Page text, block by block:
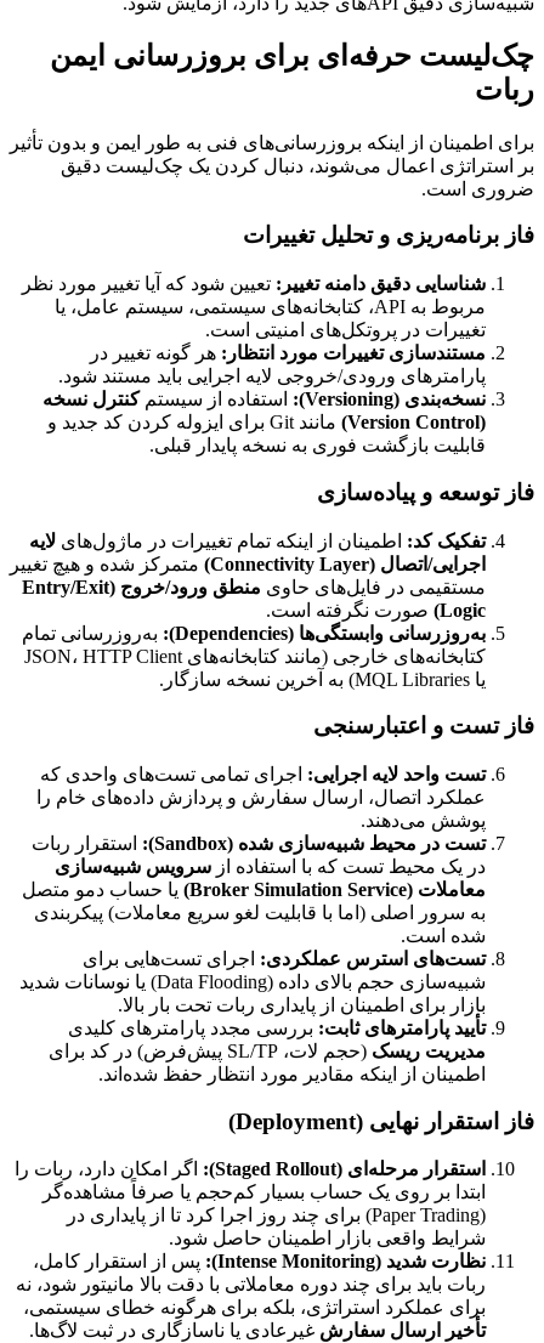
چک‌لیست حرفه‌ای برای بروزرسانی ایمن
ربات
برای اطمینان از اینکه بروزرسانی‌های فنی به طور ایمن و بدون تأثیر
بر استراتژی اعمال می‌شوند، دنبال کردن یک چک‌لیست دقیق
ضروری است.
فاز برنامه‌ریزی و تحلیل تغییرات
شناسایی دقیق دامنه تغییر: تعیین شود که آیا تغییر مورد نظر
مربوط به API، کتابخانه‌های سیستمی، سیستم عامل، یا
تغییرات در پروتکل‌های امنیتی است.
مستندسازی تغییرات مورد انتظار: هر گونه تغییر در
پارامترهای ورودی/خروجی لایه اجرایی باید مستند شود.
نسخه‌بندی (Versioning):
استفاده از سیستمکنترل نسخه
(Version Control)
مانند Git برای ایزوله کردن کد جدید و
قابلیت بازگشت فوری به نسخه پایدار قبلی.
فاز توسعه و پیاده‌سازی
تفکیک کد: اطمینان از اینکه تمام تغییرات در ماژول‌های لایه
اجرایی/اتصال (Connectivity Layer)
متمرکز شده و هیچ تغییر
مستقیمی در فایل‌های حاوی
منطق ورود/خروج (Entry/Exit
Logic) صورت نگرفته است.
به‌روزرسانی وابستگی‌ها (Dependencies):
به‌روزرسانی تمام
کتابخانه‌های خارجی (مانند کتابخانه‌های JSON، HTTP Client
یا MQL Libraries) به آخرین نسخه سازگار.
فاز تست و اعتبارسنجی
تست واحد لایه اجرایی: اجرای تمامی تست‌های واحدی که
عملکرد اتصال، ارسال سفارش و پردازش داده‌های خام را
پوشش می‌دهند.
تست در محیط شبیه‌سازی شده (Sandbox):
استقرار ربات
در یک محیط تست که با استفاده از سرویس شبیه‌سازی
معاملات (Broker Simulation Service)
یا حساب دمو متصل
به سرور اصلی (اما با قابلیت لغو سریع معاملات) پیکربندی
شده است.
تست‌های استرس عملکردی: اجرای تست‌هایی برای
شبیه‌سازی حجم بالای داده (Data Flooding) یا نوسانات شدید
بازار برای اطمینان از پایداری ربات تحت بار بالا.
تأیید پارامترهای ثابت: بررسی مجدد پارامترهای کلیدی
مدیریت ریسک
(حجم لات، SL/TP پیش‌فرض) در کد برای
اطمینان از اینکه مقادیر مورد انتظار حفظ شده‌اند.
فاز استقرار نهایی (Deployment)
استقرار مرحله‌ای (Staged Rollout):
اگر امکان دارد، ربات را
ابتدا بر روی یک حساب بسیار کم‌حجم یا صرفاً مشاهده‌گر
(Paper Trading) برای چند روز اجرا کرد تا از پایداری در
شرایط واقعی بازار اطمینان حاصل شود.
نظارت شدید (Intense Monitoring):
پس از استقرار کامل،
ربات باید برای چند دوره معاملاتی با دقت بالا مانیتور شود، نه
برای عملکرد استراتژی، بلکه برای هرگونه خطای سیستمی،
تأخیر ارسال سفارش غیرعادی یا ناسازگاری در ثبت لاگ‌ها.